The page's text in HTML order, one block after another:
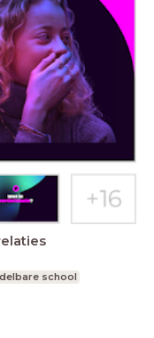
school